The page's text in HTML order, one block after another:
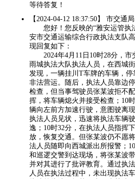
等待答复！
【2024-04-12 18:37:50】 市交通
您好！您反映的“雅安运管执
安市交通运输综合行政执法支队
现回复如下：
2024年4月11日10时28分，市
雨城执法大队执法人员，在西城
发现，一辆挂川T车牌的车辆，
非法营运。随后，执法人员靠边
检查，但当事驾驶员张某波拒不
挥，将车辆熄火并接受检查；10
辆向左前方加速行驶，意图驶离
执法人员见状，迅速将执法车辆
逸；10时32分，在执法人员指挥
放，恢复交通。但张某波仍不愿
法人员随即向西城派出所报警；
和巡逻交警到达现场，将张某波
并对其进行了批评教育。通过执
人员在执法过程中，未出现执法